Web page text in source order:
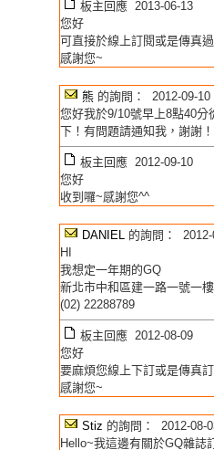
板主回應 2013-06-13
您好
可直接於線上訂閱或是傳真
感謝您~
熊 的詢問： 2012-09-10
您好我於9/10號早上8點40
下！有問題請通知我，謝謝！
板主回應 2012-09-10
您好
收到囉~感謝您^^
DANIEL 的詢問： 2012-
HI
我想定一年期的GQ
新北市中和區建一路一號一
(02) 22288789
板主回應 2012-08-09
您好
要麻煩您線上下訂或是傳真
感謝您~
Stiz 的詢問： 2012-08-
Hello~我這邊有關於GQ雜誌